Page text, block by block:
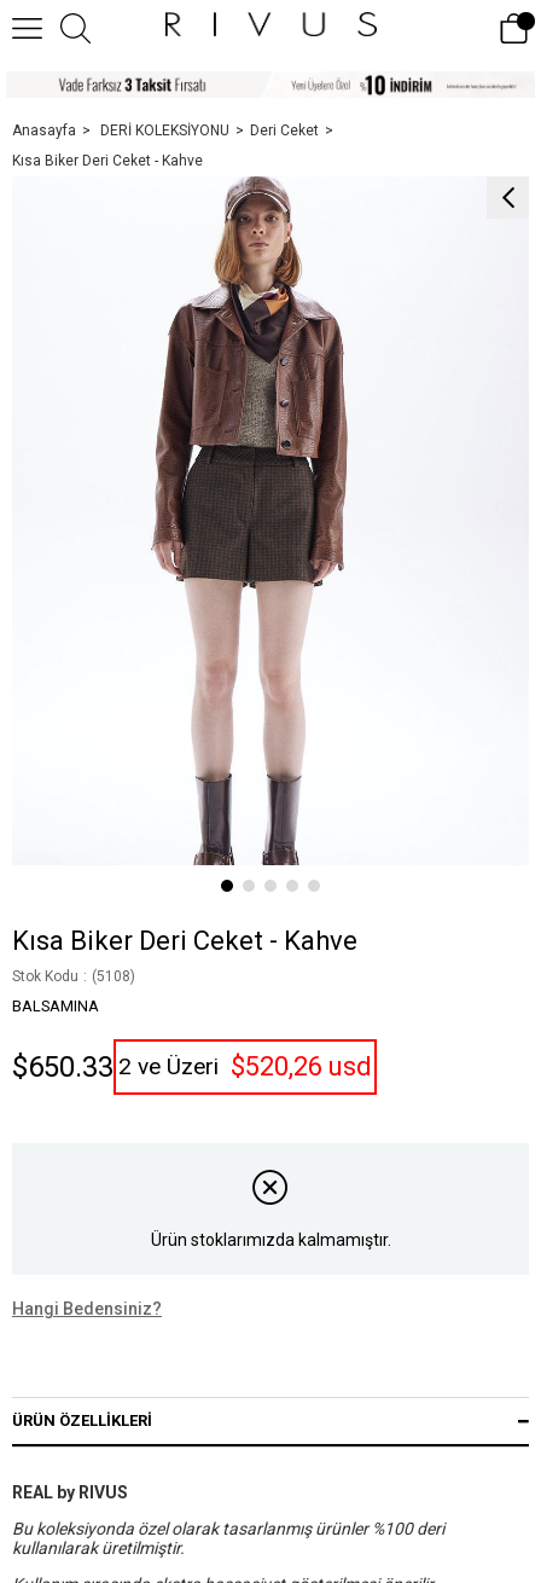
Anasayfa DERİ KOLEKSİYONU
Deri Ceket
Kısa Biker Deri Ceket - Kahve
Kısa Biker Deri Ceket - Kahve
Stok Kodu (5108)
BALSAMINA
$650.33 2 ve Üzeri $520,26 usd
Ürün stoklarımızda kalmamıştır.
Hangi Bedensiniz?
ÜRÜN ÖZELLIKLERI
REAL by RIVUS
Bu koleksiyonda özel olarak tasarlanmış ürünler %100 deri
kullanılarak üretilmiştir.